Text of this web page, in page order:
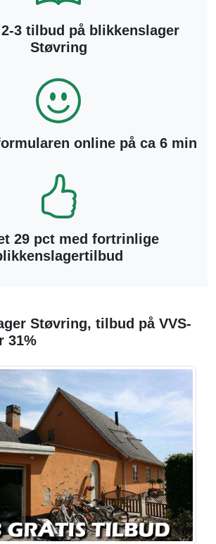
3 tilbud på blikkenslager
Støvring
online på ca 6 min
29 pct med fortrinlige
Støvring, tilbud på VVS-
31%